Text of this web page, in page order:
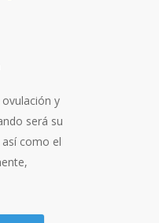
y
será su
como el